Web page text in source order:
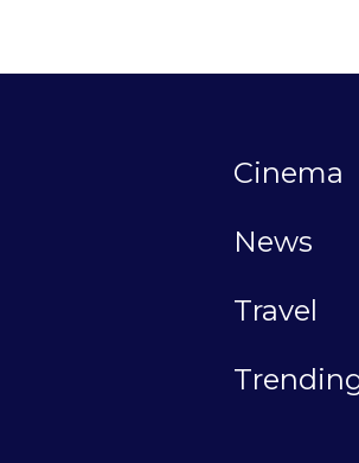
Cinema
News
Travel